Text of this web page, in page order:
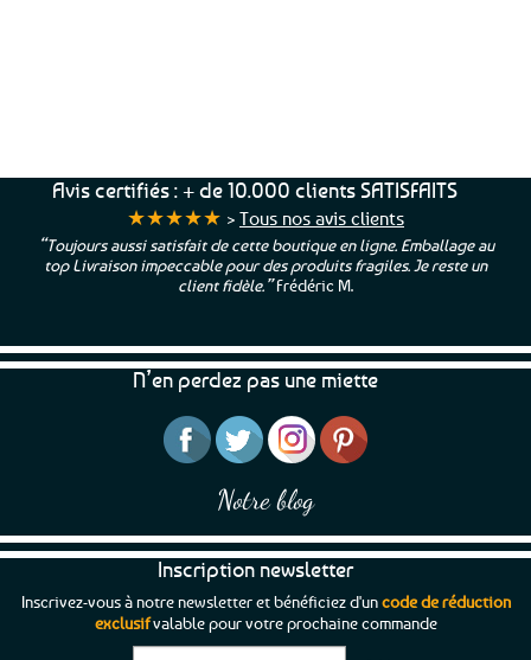
Avis certifiés : + de 10.000 clients SATISFAITS
★★★★★ > Tous nos avis clients
“Toujours aussi satisfait de cette boutique en ligne. Emballage au
top Livraison impeccable pour des produits fragiles. Je reste un
client fidèle.”Frédéric M.
N’en perdez pas une miette
Notre blog
Inscription newsletter
Inscrivez-vous à notre newsletter et bénéficiez d'uncode de réduction
exclusifvalable pour votre prochaine commande